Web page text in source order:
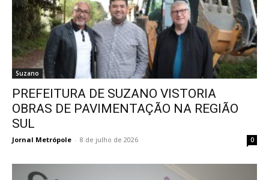
Suzano
PREFEITURA DE SUZANO VISTORIA
OBRAS DE PAVIMENTAÇÃO NA REGIÃO
SUL
Jornal Metrópole - 8 de julho de 2026 0